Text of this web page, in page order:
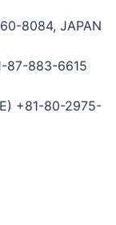
8084, JAPAN
883-6615
+81-80-2975-